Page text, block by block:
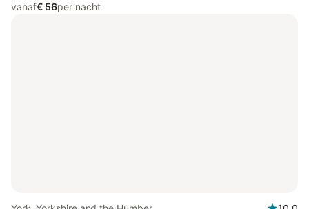
vanaf€ 56per nacht